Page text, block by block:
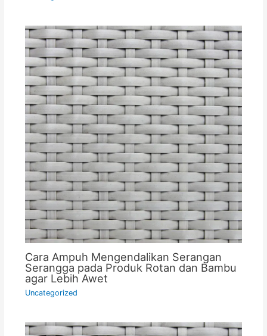
Cara Ampuh Mengendalikan Serangan
Serangga pada Produk Rotan dan Bambu
agar Lebih Awet
Uncategorized